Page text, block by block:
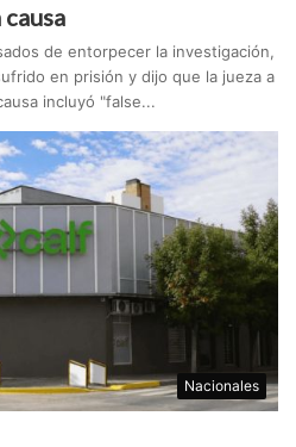
de entorpecer la investigación,
en prisión y dijo que la jueza a
incluyó "false...
Nacionales